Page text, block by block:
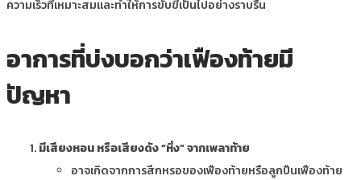
ความเร็วที่เหมาะสมและทำให้การขับขี่เป็นไปอย่างราบรื่น
อาการที่บ่งบอกว่าเฟืองท้ายมี
ปัญหา
มีเสียงหอน หรือเสียงดัง “หึ่ง” จากเพลาท้าย
อาจเกิดจากการสึกหรอของเฟืองท้ายหรือลูกปืนเฟืองท้าย